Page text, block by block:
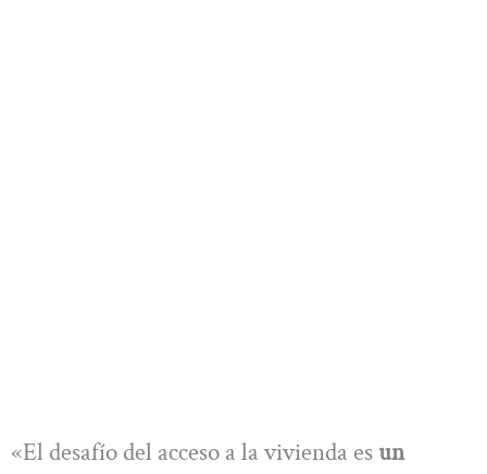
«El desafío del acceso a la vivienda esun